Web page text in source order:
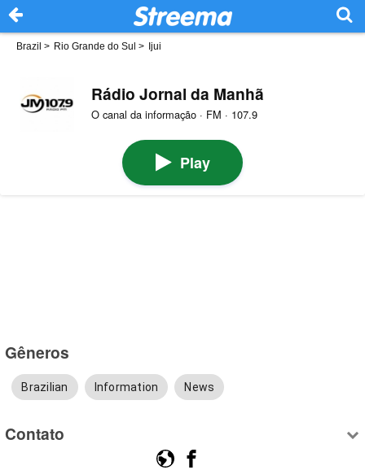
Brazil > Rio Grande do Sul > Ijui
Rádio Jornal da Manhã
O canal da informação · FM · 107.9
Play
Gêneros
Brazilian Information News
Contato